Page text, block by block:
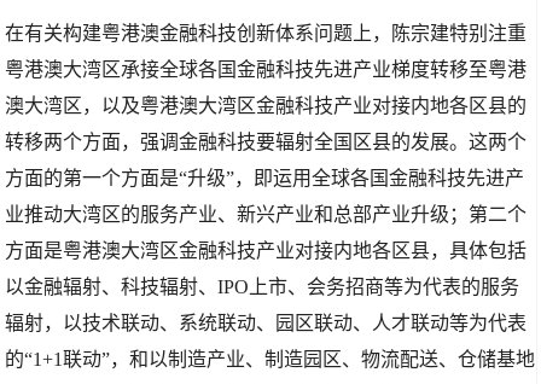
在有关构建粤港澳金融科技创新体系问题上，陈宗建特别注重
粤港澳大湾区承接全球各国金融科技先进产业梯度转移至粤港
澳大湾区，以及粤港澳大湾区金融科技产业对接内地各区县的
转移两个方面，强调金融科技要辐射全国区县的发展。这两个
方面的第一个方面是“升级”，即运用全球各国金融科技先进产
业推动大湾区的服务产业、新兴产业和总部产业升级；第二个
方面是粤港澳大湾区金融科技产业对接内地各区县，具体包括
以金融辐射、科技辐射、IPO上市、会务招商等为代表的服务
辐射，以技术联动、系统联动、园区联动、人才联动等为代表
的“1+1联动”，和以制造产业、制造园区、物流配送、仓储基地